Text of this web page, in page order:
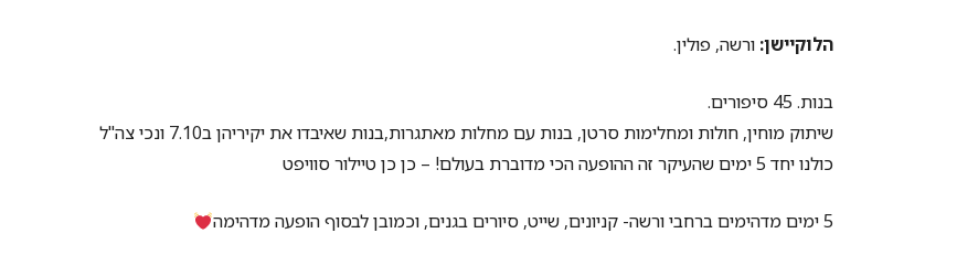
הלוקיישן: ורשה, פולין.
בנות. 45 סיפורים.
שיתוק מוחין, חולות ומחלימות סרטן, בנות עם מחלות מאתגרות,בנות שאיבדו את יקיריהן ב7.10 ונכי צה"ל
כולנו יחד 5 ימים שהעיקר זה ההופעה הכי מדוברת בעולם! – כן כן טיילור סוויפט
5 ימים מדהימים ברחבי ורשה- קניונים, שייט, סיורים בגנים, וכמובן לבסוף הופעה מדהימה